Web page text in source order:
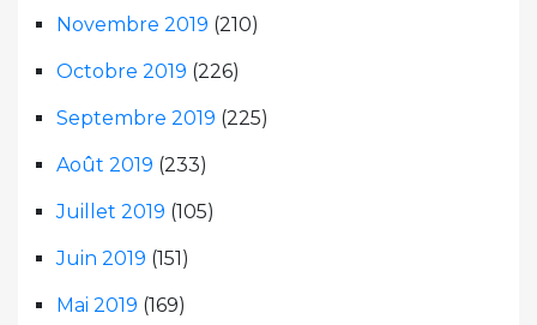
Novembre 2019 (210)
Octobre 2019 (226)
Septembre 2019 (225)
Août 2019 (233)
Juillet 2019 (105)
Juin 2019 (151)
Mai 2019 (169)